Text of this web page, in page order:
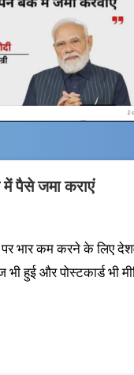
पैसे जमा कराएं
पर भार कम करने के लिए
हुई और पोस्टकार्ड भी